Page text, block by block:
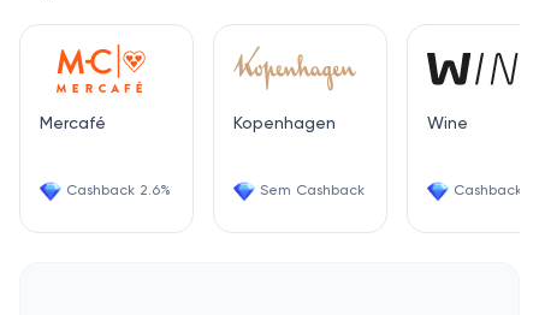
Mercafé
Cashback 2.6%
Kopenhagen
Sem Cashback
Wine
Cashback